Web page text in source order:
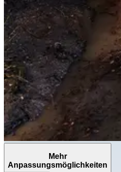
Mehr
Anpassungsmöglichkeiten